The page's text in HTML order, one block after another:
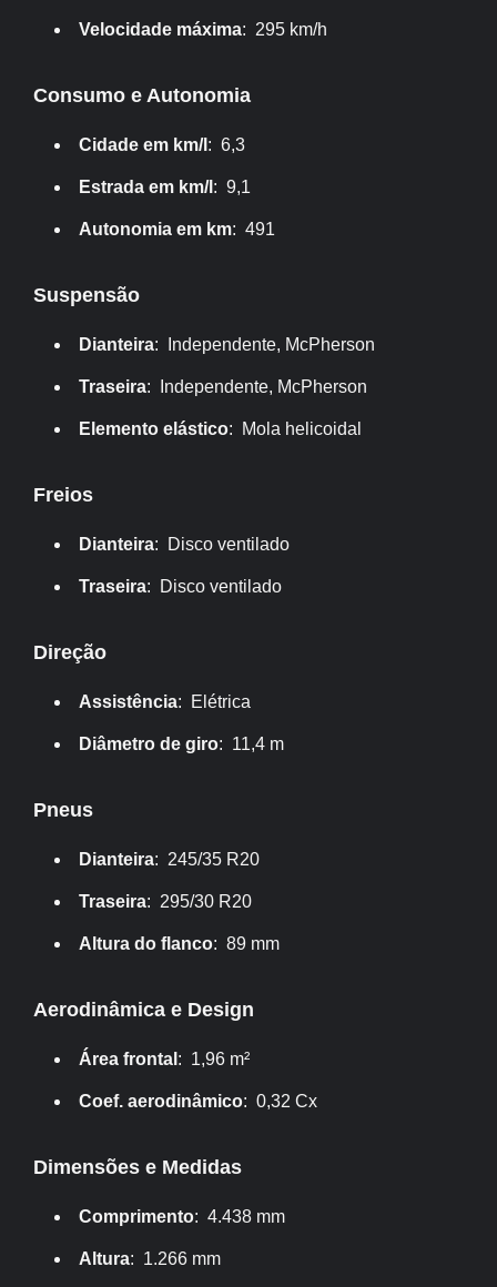
Velocidade máxima: 295 km/h
Consumo e Autonomia
Cidade em km/l : 6,3
Estrada em km/l : 9,1
Autonomia em km: 491
Suspensão
Dianteira: Independente, McPherson
Traseira: Independente, McPherson
Elemento elástico: Mola helicoidal
Freios
Dianteira: Disco ventilado
Traseira: Disco ventilado
Direção
Assistência: Elétrica
Diâmetro de giro: 11,4 m
Pneus
Dianteira: 245/35 R20
Traseira: 295/30 R20
Altura do flanco: 89 mm
Aerodinâmica e Design
Área frontal : 1,96 m²
Coef. aerodinâmico: 0,32 Cx
Dimensões e Medidas
Comprimento: 4.438 mm
Altura: 1.266 mm